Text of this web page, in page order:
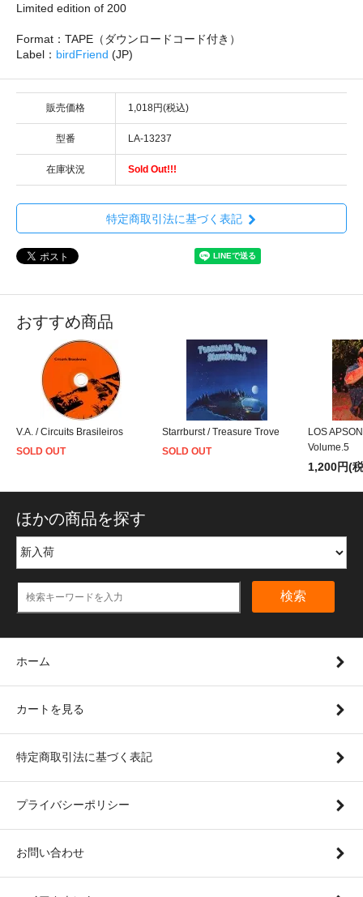
Limited edition of 200
Format：TAPE（ダウンロードコード付き）
Label： birdFriend (JP)
販売価格 1,018円(税込)
型番 LA-13237
在庫状況 Sold Out!!!
特定商取引法に基づく表記
おすすめ商品
V.A. / Circuits Brasileiros
SOLD OUT
Starrburst / Treasure Trove
SOLD OUT
LOS
Volume.5
1,200円(
ほかの商品を探す
検索
ホーム
カートを見る
特定商取引法に基づく表記
プライバシーポリシー
お問い合わせ